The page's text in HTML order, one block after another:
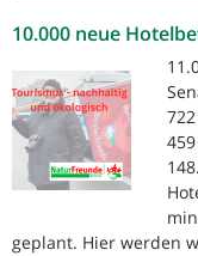
10.000 neue
geplant. Hier werden